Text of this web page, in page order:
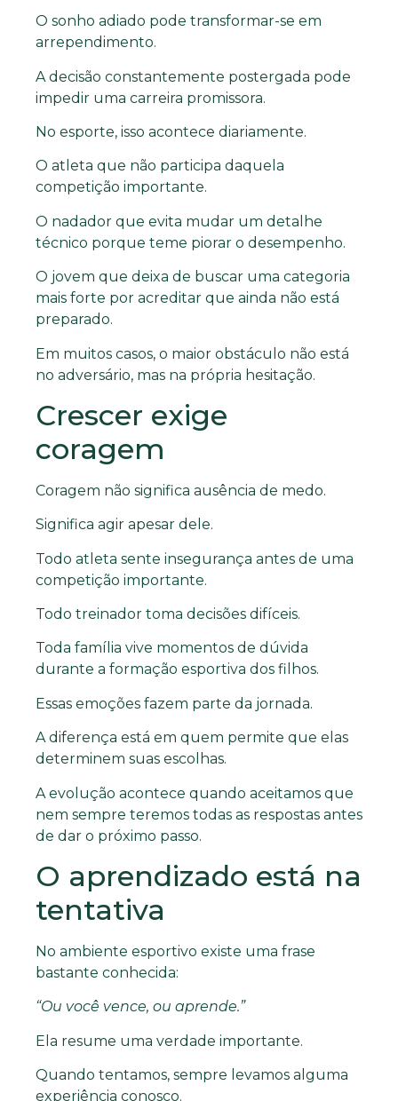
O sonho adiado pode transformar-se em
arrependimento.
A decisão constantemente postergada pode
impedir uma carreira promissora.
No esporte, isso acontece diariamente.
O atleta que não participa daquela
competição importante.
O nadador que evita mudar um detalhe
técnico porque teme piorar o desempenho.
O jovem que deixa de buscar uma categoria
mais forte por acreditar que ainda não está
preparado.
Em muitos casos, o maior obstáculo não está
no adversário, mas na própria hesitação.
Crescer exige
coragem
Coragem não significa ausência de medo.
Significa agir apesar dele.
Todo atleta sente insegurança antes de uma
competição importante.
Todo treinador toma decisões difíceis.
Toda família vive momentos de dúvida
durante a formação esportiva dos filhos.
Essas emoções fazem parte da jornada.
A diferença está em quem permite que elas
determinem suas escolhas.
A evolução acontece quando aceitamos que
nem sempre teremos todas as respostas antes
de dar o próximo passo.
O aprendizado está na
tentativa
No ambiente esportivo existe uma frase
bastante conhecida:
“Ou você vence, ou aprende.”
Ela resume uma verdade importante.
Quando tentamos, sempre levamos alguma
experiência conosco.